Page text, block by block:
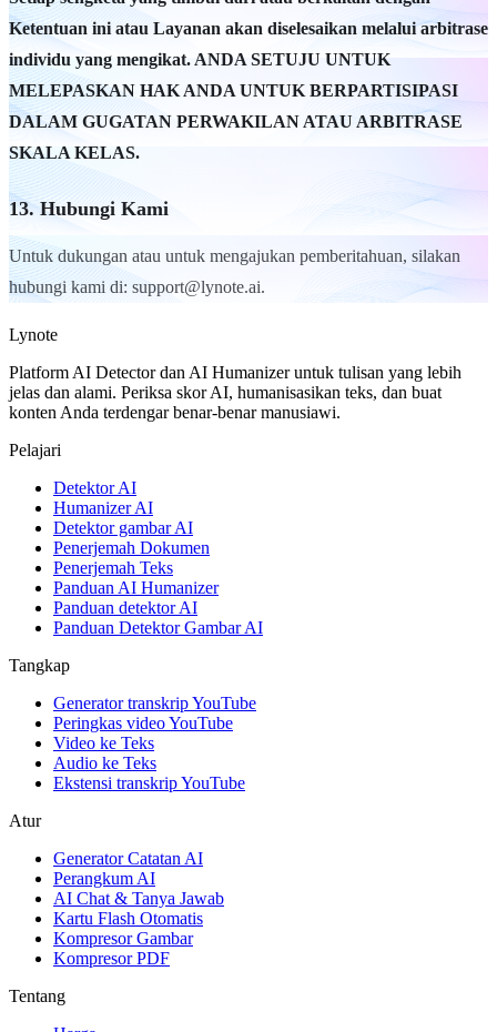
Ketentuan ini atau Layanan akan diselesaikan melalui arbitrase
individu yang mengikat. ANDA SETUJU UNTUK
MELEPASKAN HAK ANDA UNTUK BERPARTISIPASI
DALAM GUGATAN PERWAKILAN ATAU ARBITRASE
SKALA KELAS.
13. Hubungi Kami
Untuk dukungan atau untuk mengajukan pemberitahuan, silakan
hubungi kami di: support@lynote.ai.
Lynote
Platform AI Detector dan AI Humanizer untuk tulisan yang lebih
jelas dan alami. Periksa skor AI, humanisasikan teks, dan buat
konten Anda terdengar benar-benar manusiawi.
Pelajari
Detektor AI
Humanizer AI
Detektor gambar AI
Penerjemah Dokumen
Penerjemah Teks
Panduan AI Humanizer
Panduan detektor AI
Panduan Detektor Gambar AI
Tangkap
Generator transkrip YouTube
Peringkas video YouTube
Video ke Teks
Audio ke Teks
Ekstensi transkrip YouTube
Atur
Generator Catatan AI
Perangkum AI
AI Chat & Tanya Jawab
Kartu Flash Otomatis
Kompresor Gambar
Kompresor PDF
Tentang